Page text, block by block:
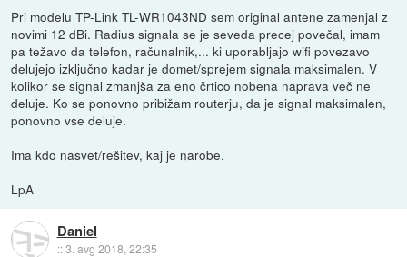
Pri modelu TP-Link TL-WR1043ND sem original antene zamenjal z
novimi 12 dBi. Radius signala se je seveda precej povečal, imam
pa težavo da telefon, računalnik,... ki uporabljajo wifi povezavo
delujejo izključno kadar je domet/sprejem signala maksimalen. V
kolikor se signal zmanjša za eno črtico nobena naprava več ne
deluje. Ko se ponovno pribižam routerju, da je signal maksimalen,
ponovno vse deluje.
Ima kdo nasvet/rešitev, kaj je narobe.
LpA
Daniel
::3. avg 2018, 22:35